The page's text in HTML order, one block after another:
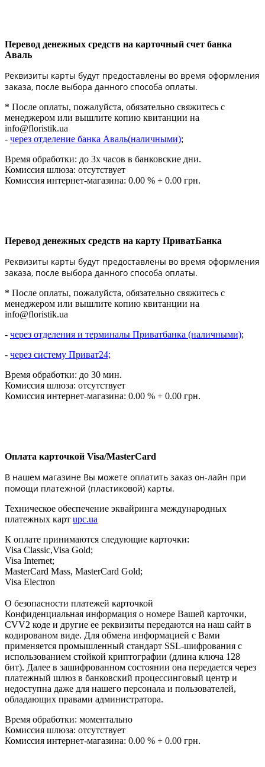
Перевод денежных средств на карточный счет банка
Аваль
Реквизиты карты будут предоставлены во время оформления
заказа, после выбора данного способа оплаты.
* После оплаты, пожалуйста, обязательно свяжитесь с
менеджером или вышлите копию квитанции на
info@floristik.ua
- через отделение банка Аваль(наличными);
Время обработки: до 3х часов в банковские дни.
Комиссия шлюза: отсутствует
Комиссия интернет-магазина: 0.00 % + 0.00 грн.
Перевод денежных средств на карту ПриватБанка
Реквизиты карты будут предоставлены во время оформления
заказа, после выбора данного способа оплаты.
* После оплаты, пожалуйста, обязательно свяжитесь с
менеджером или вышлите копию квитанции на
info@floristik.ua
- через отделения и терминалы Приватбанка (наличными);
- через систему Приват24;
Время обработки: до 30 мин.
Комиссия шлюза: отсутствует
Комиссия интернет-магазина: 0.00 % + 0.00 грн.
Оплата карточкой Visa/MasterCard
В нашем магазине Вы можете оплатить заказ он-лайн при
помощи платежной (пластиковой) карты.
Техническое обеспечение эквайринга международных
платежных карт upc.ua
К оплате принимаются следующие карточки:
Visa Classic,Visa Gold;
Visa Internet;
MasterCard Mass, MasterCard Gold;
Visa Electron
О безопасности платежей карточкой
Конфиденциальная информация о номере Вашей карточки,
CVV2 коде и другие ее реквизиты передаются на наш сайт в
кодированом виде. Для обмена информацией с Вами
применяется промышленный стандарт SSL-шифрования с
использованием стойкой криптографии (длина ключа 128
бит). Далее в зашифрованном состоянии она передается через
платежный шлюз в банковский процессинговый центр и
недоступна даже для нашего персонала и пользователей,
обладающих правами администратора.
Время обработки: моментально
Комиссия шлюза: отсутствует
Комиссия интернет-магазина: 0.00 % + 0.00 грн.